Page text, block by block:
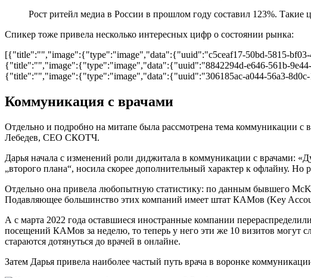
Рост ритейл медиа в России в прошлом году составил 123%.
Спикер тоже привела несколько интересных цифр о состоянии рынка:
[{"title":"","image":{"type":"image","data":{"uuid":"c5ceaf17-50bd-5815-
{"title":"","image":{"type":"image","data":{"uuid":"8842294d-e646-561b-
{"title":"","image":{"type":"image","data":{"uuid":"306185ac-a044-56a3-
Коммуникация с врачами
Отдельно и подробно на митапе была рассмотрена тема коммуникации с
Лебедев, СЕО СКОТЧ.
Дарья начала с изменений роли диджитала в коммуникации с врачами:
„второго плана“, носила скорее дополнительный характер к офлайну.
Отдельно она привела любопытную статистику: по данным бывшего
Подавляющее большинство этих компаний имеет штат КАМов (Key
А с марта 2022 года оставшиеся иностранные компании
посещений КАМов за неделю, то теперь у него эти же 10 визитов могут
стараются дотянуться до врачей в онлайне.
Затем Дарья привела наиболее частый путь врача в воронке